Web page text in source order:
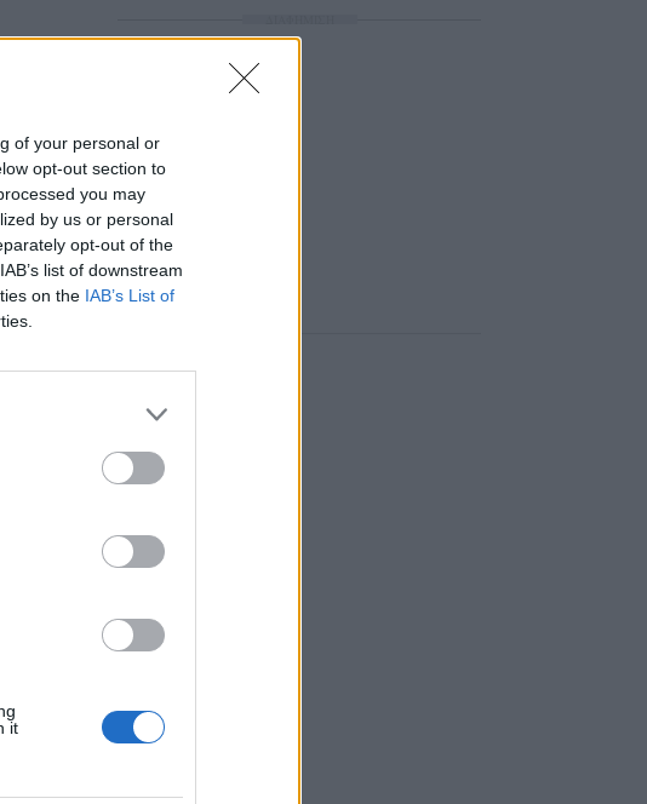
of your personal or
opt-out section to
you may
by us or personal
opt-out of the
list of downstream
on the IAB’s List of
it